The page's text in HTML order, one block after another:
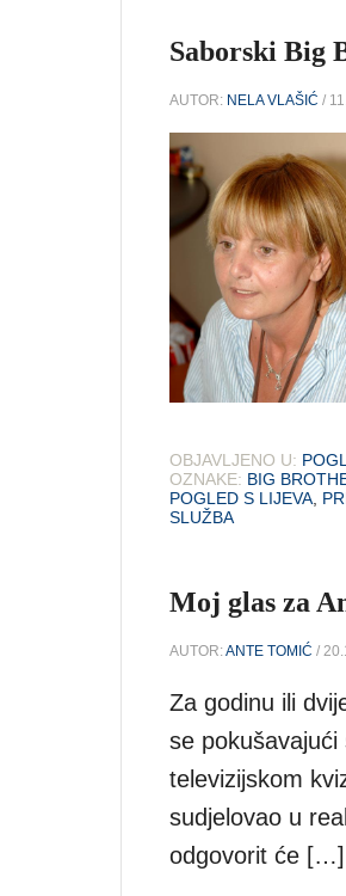
Saborski Big
AUTOR: NELA VLAŠIĆ /
OBJAVLJENO U:
OZNAKE: BIG
POGLED S LIJEVA
SLUŽBA
Moj glas za
AUTOR:ANTE TOMIĆ /
Za godinu ili
se
televizijskom
sudjelovao u
odgovorit će […]